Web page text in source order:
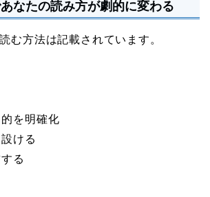
なたの読み方が劇的に変わる
む方法は記載されています。
を明確化
ける
る